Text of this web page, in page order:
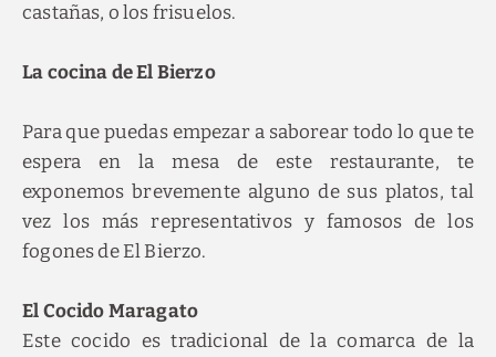
castañas, o los frisuelos.
La cocina de El Bierzo
Para que puedas empezar a saborear todo lo que te
espera en la mesa de este restaurante, te
exponemos brevemente alguno de sus platos, tal
vez los más representativos y famosos de los
fogones de El Bierzo.
El Cocido Maragato
Este cocido es tradicional de la comarca de la